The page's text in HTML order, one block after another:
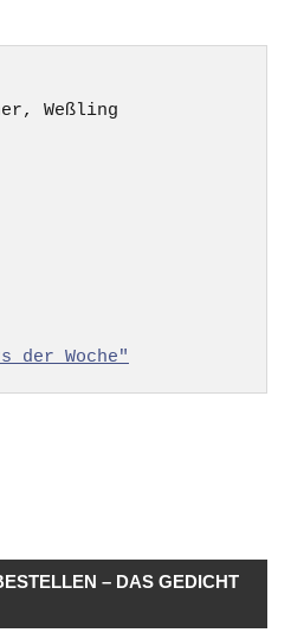
der Woche"
– DAS GEDICHT